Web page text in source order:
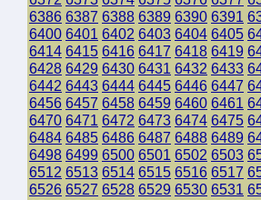
6386 6387 6388 6389 6390 6391
6400 6401 6402 6403 6404 6405
6414 6415 6416 6417 6418 6419
6428 6429 6430 6431 6432 6433
6442 6443 6444 6445 6446 6447
6456 6457 6458 6459 6460 6461
6470 6471 6472 6473 6474 6475
6484 6485 6486 6487 6488 6489
6498 6499 6500 6501 6502 6503
6512 6513 6514 6515 6516 6517
6526 6527 6528 6529 6530 6531